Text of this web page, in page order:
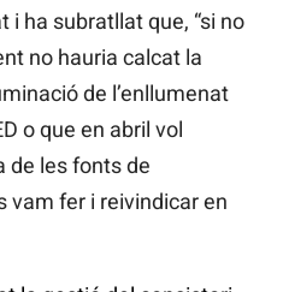
i ha subratllat que, “si no
no hauria calcat la
de l’enllumenat
o que en abril vol
de les fonts de
vam fer i reivindicar en